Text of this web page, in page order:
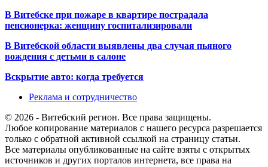
В Витебске при пожаре в квартире пострадала
пенсионерка: женщину госпитализировали
В Витебской области выявлены два случая пьяного
вождения с детьми в салоне
Вскрытие авто: когда требуется
Реклама и сотрудничество
© 2026 - Витебский регион. Все права защищены.
Любое копирование материалов с нашего ресурса разрешается
только с обратной активной ссылкой на страницу статьи.
Все материалы опубликованные на сайте взяты с открытых
источников и других порталов интернета, все права на